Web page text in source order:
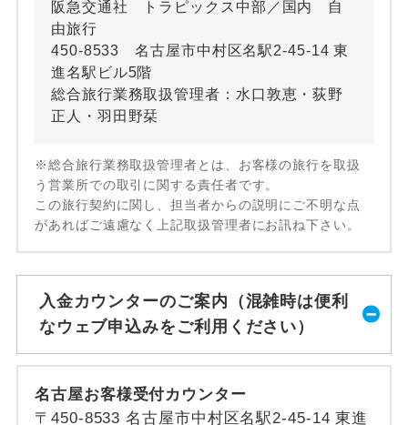
阪急交通社 トラピックス中部／国内 自
由旅行
450-8533 名古屋市中村区名駅2-45-14 東
進名駅ビル5階
総合旅行業務取扱管理者：水口敦恵・荻野
正人・羽田野栞
※総合旅行業務取扱管理者とは、お客様の旅行を取扱
う営業所での取引に関する責任者です。
この旅行契約に関し、担当者からの説明にご不明な点
があればご遠慮なく上記取扱管理者にお訊ね下さい。
入金カウンターのご案内（混雑時は便利
なウェブ申込みをご利用ください）
名古屋お客様受付カウンター
〒450-8533 名古屋市中村区名駅2-45-14 東進